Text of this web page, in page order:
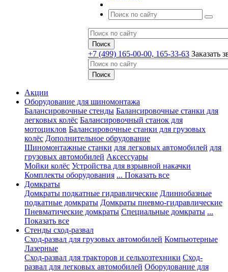
+7 (499) 165-00-00, 165-33-63 Заказать
Акции
Оборудование для шиномонтажа
Балансировочные стенды Балансировочные станки для
легковых колёс Балансировочный станок для
мотоциклов Балансировочные станки для грузовых
колёс Дополнительное обрудование
Шиномонтажные станки для легковых автомобилей для
грузовых автомобилей Аксессуары
Мойки колёс Устройства для взрывной накачки
Комплекты оборудования ... Показать все
Домкраты
Домкраты подкатные гидравлические Длиннобазные
подкатные домкраты Домкраты пневмо-гидравлические
Пневматические домкраты Специальные домкраты ...
Показать все
Стенды сход-развал
Сход-развал для грузовых автомобилей Компьютерные
Лазерные
Сход-развал для тракторов и сельхозтехники Сход-
развал для легковых автомобилей Оборудование для